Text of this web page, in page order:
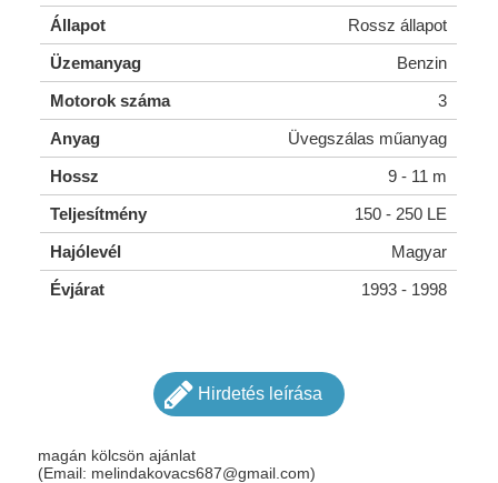
Állapot
Rossz állapot
Üzemanyag
Benzin
Motorok száma
3
Anyag
Üvegszálas műanyag
Hossz
9 - 11 m
Teljesítmény
150 - 250 LE
Hajólevél
Magyar
Évjárat
1993 - 1998
Hirdetés leírása
magán kölcsön ajánlat
(Email: melindakovacs687@gmail.com)